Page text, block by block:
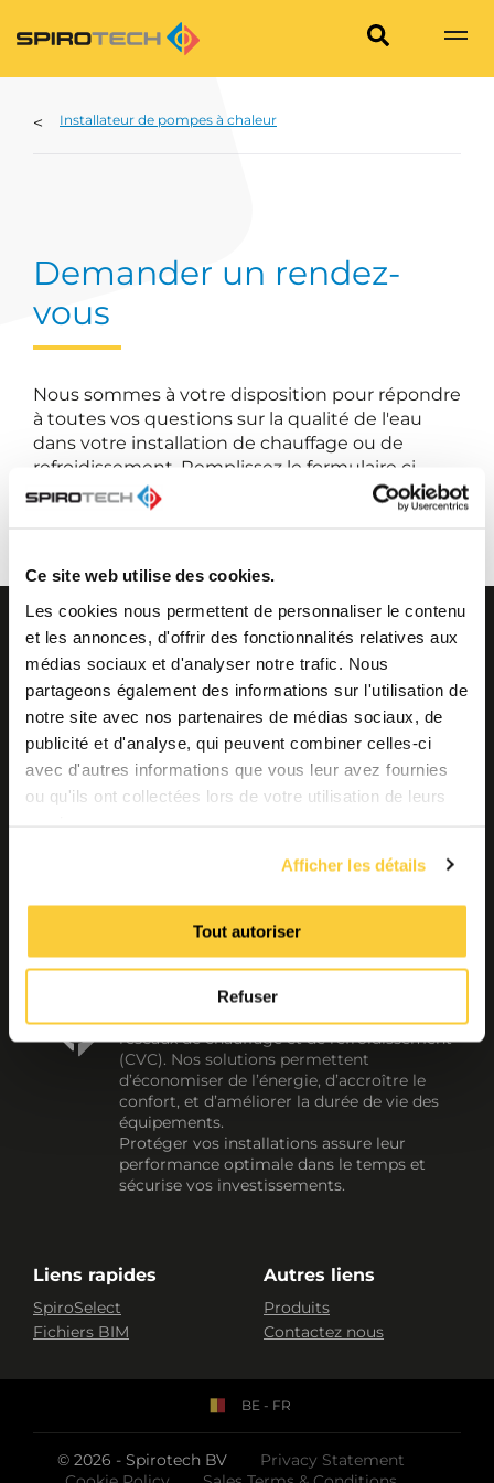
Ce site web utilise des cookies.
Les cookies nous permettent de personnaliser le contenu
et les annonces, d'offrir des fonctionnalités relatives aux
médias sociaux et d'analyser notre trafic. Nous
partageons également des informations sur l'utilisation de
notre site avec nos partenaires de médias sociaux, de
publicité et d'analyse, qui peuvent combiner celles-ci
avec d'autres informations que vous leur avez fournies
ou qu'ils ont collectées lors de votre utilisation de leurs
Afficher les détails
Tout autoriser
Refuser
Installateur de pompes à chaleur
Demander un rendez-
vous
Nous sommes à votre disposition pour répondre
à toutes vos questions sur la qualité de l'eau
dans votre installation de chauffage ou de
refroidissement. Remplissez le formulaire ci-
dessous, ainsi nous pourrons vous contacter
dans les plus brefs délais pour fixer un rendez-
Des questions ou
un problème?
Contactez nos spécialistes
produits
Contactez
nous
Spirotech est un expert de 1er plan en
matière d’amélioration de l’efficacité des
réseaux de chauffage et de refroidissement
(CVC). Nos solutions permettent
d’économiser de l’énergie, d’accroître le
confort, et d’améliorer la durée de vie des
équipements.
Protéger vos installations assure leur
performance optimale dans le temps et
sécurise vos investissements.
Liens rapides
SpiroSelect
Fichiers BIM
Autres liens
Produits
Contactez nous
© 2026 - Spirotech BV
Privacy Statement
BE - FR